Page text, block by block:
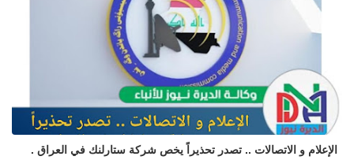
الإعلام و الاتصالات .. تصدر تحذيراً يخص شركة ستارلنك في العراق .